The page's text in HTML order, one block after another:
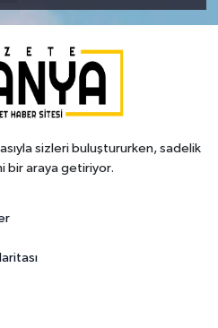
sizleri buluştururken, sadelik
bir araya getiriyor.